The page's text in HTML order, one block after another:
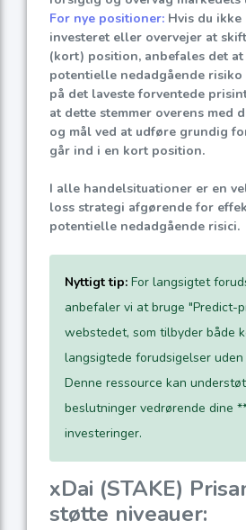
For nye positioner: Hvis du
investeret eller overvejer at
(kort) position, anbefales det at
potentielle nedadgående risiko
på det laveste forventede
at dette stemmer overens med
og mål ved at udføre grundig
går ind i en kort position.
I alle handelsituationer er en
loss strategi afgørende for
potentielle nedadgående risici.
Nyttigt tip: For langsigtet
anbefaler vi at bruge "Predict-
webstedet, som tilbyder både
langsigtede forudsigelser uden
Denne ressource kan
beslutninger vedrørende dine
investeringer.
xDai (STAKE)
støtte niveauer: